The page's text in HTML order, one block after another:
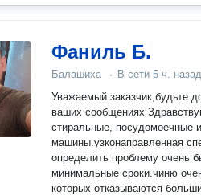
Фаниль Б.
Балашиха · В сети 5 ч. назад
Уважаемый заказчик,будьте
ваших сообщениях
стиральные, посудомоечные
машины.узконаправленная
определить проблему очень
минимальные сроки.чиню очень сложные случаи поломок,от
которых отказываются